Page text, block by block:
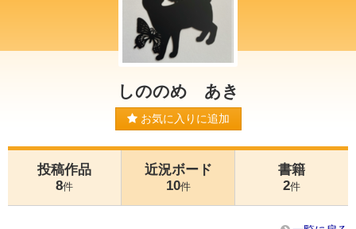
しののめ あき
お気に入りに追加
投稿作品
8件
近況ボード
10件
書籍
2件